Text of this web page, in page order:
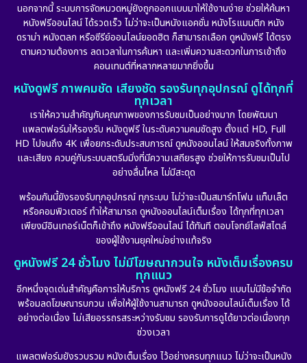
นอกจากนี้ ระบบการจัดหมวดหมู่ยังถูกออกแบบมาให้ใช้งานง่าย ช่วยให้ค้นหา
หนังฟรีออนไลน์ ได้รวดเร็ว ไม่ว่าจะเป็นหนังแอคชั่น หนังโรแมนติก หนัง
ดราม่า หนังตลก หรือซีรีย์ออนไลน์ยอดฮิต ก็สามารถเลือก ดูหนังฟรี ได้ตรง
ตามความต้องการ ลดเวลาในการค้นหา และเพิ่มความสะดวกในการเข้าถึง
คอนเทนต์ที่หลากหลายมากยิ่งขึ้น
หนังดูฟรี ภาพคมชัด เสียงชัด รองรับทุกอุปกรณ์ ดูได้ทุกที่
ทุกเวลา
เราให้ความสำคัญกับคุณภาพของการรับชมเป็นอย่างมาก โดยพัฒนา
แพลตฟอร์มให้รองรับ หนังดูฟรี ในระดับความคมชัดสูง ตั้งแต่ HD, Full
HD ไปจนถึง 4K เพื่อยกระดับประสบการณ์ ดูหนังออนไลน์ ให้สมจริงทั้งภาพ
และเสียง ควบคู่กับระบบสตรีมมิ่งที่มีความเสถียรสูง ช่วยให้การรับชมเป็นไป
อย่างลื่นไหล ไม่มีสะดุด
พร้อมกันนี้ยังรองรับทุกอุปกรณ์ ทุกระบบ ไม่ว่าจะเป็นสมาร์ทโฟน แท็บเล็ต
หรือคอมพิวเตอร์ ทำให้สามารถ ดูหนังออนไลน์เต็มเรื่อง ได้ทุกที่ทุกเวลา
เพียงมีอินเทอร์เน็ตก็เข้าถึง หนังฟรีออนไลน์ ได้ทันที ตอบโจทย์ไลฟ์สไตล์
ของผู้ใช้งานยุคใหม่อย่างแท้จริง
ดูหนังฟรี 24 ชั่วโมง ไม่มีโฆษณากวนใจ หนังเต็มเรื่องครบ
ทุกแนว
อีกหนึ่งจุดเด่นสำคัญคือการให้บริการ ดูหนังฟรี 24 ชั่วโมง แบบไม่มีข้อจำกัด
พร้อมลดโฆษณารบกวน เพื่อให้ผู้ใช้งานสามารถ ดูหนังออนไลน์เต็มเรื่อง ได้
อย่างต่อเนื่อง ไม่เสียอรรถรสระหว่างรับชม รองรับการดูได้ยาวต่อเนื่องทุก
ช่วงเวลา
แพลตฟอร์มยังรวบรวม หนังเต็มเรื่อง ไว้อย่างครบทุกแนว ไม่ว่าจะเป็นหนัง